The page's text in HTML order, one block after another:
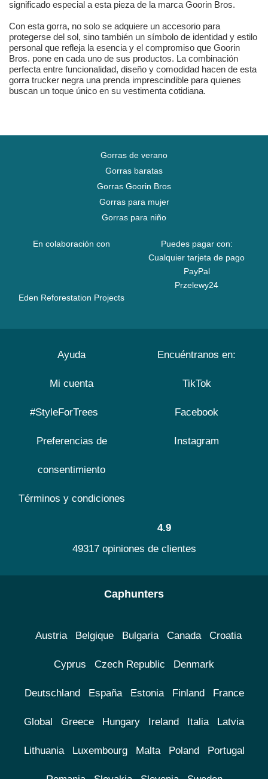
significado especial a esta pieza de la marca Goorin Bros.
Con esta gorra, no solo se adquiere un accesorio para
protegerse del sol, sino también un símbolo de identidad y estilo
personal que refleja la esencia y el compromiso que Goorin
Bros. pone en cada uno de sus productos. La combinación
perfecta entre funcionalidad, diseño y comodidad hacen de esta
gorra trucker negra una prenda imprescindible para quienes
buscan un toque único en su vestimenta cotidiana.
Gorras de verano
Gorras baratas
Gorras Goorin Bros
Gorras para mujer
Gorras para niño
En colaboración con
Eden Reforestation Projects
Puedes pagar con:
Cualquier tarjeta de pago
PayPal
Przelewy24
Ayuda
Mi cuenta
#StyleForTrees
Preferencias de
consentimiento
Términos y condiciones
Encuéntranos en:
TikTok
Facebook
Instagram
4.9
49317 opiniones de clientes
Caphunters
Austria Belgique Bulgaria Canada Croatia
Cyprus Czech Republic Denmark
Deutschland España Estonia Finland France
Global Greece Hungary Ireland Italia Latvia
Lithuania Luxembourg Malta Poland Portugal